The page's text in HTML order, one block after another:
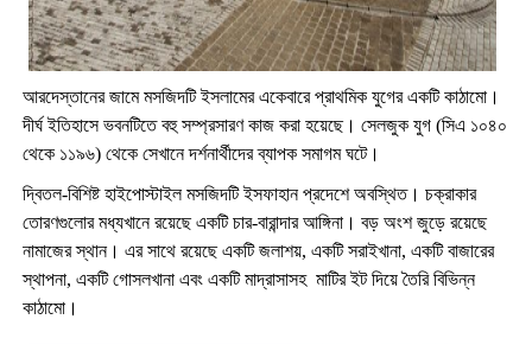
আরদেস্তানের জামে মসজিদটি ইসলামের একেবারে প্রাথমিক যুগের একটি কাঠামো।
দীর্ঘ ইতিহাসে ভবনটিতে বহু সম্প্রসারণ কাজ করা হয়েছে। সেলজুক যুগ (সিএ ১০৪০
থেকে ১১৯৬) থেকে সেখানে দর্শনার্থীদের ব্যাপক সমাগম ঘটে।
দ্বিতল-বিশিষ্ট হাইপোস্টাইল মসজিদটি ইসফাহান প্রদেশে অবস্থিত। চক্রাকার
তোরণগুলোর মধ্যখানে রয়েছে একটি চার-বারান্দার আঙ্গিনা। বড় অংশ জুড়ে রয়েছে
নামাজের স্থান। এর সাথে রয়েছে একটি জলাশয়, একটি সরাইখানা, একটি বাজারের
স্থাপনা, একটি গোসলখানা এবং একটি মাদ্রাসাসহ মাটির ইট দিয়ে তৈরি বিভিন্ন
কাঠামো।